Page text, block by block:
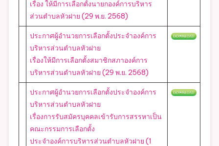
บริหาร
ส่วน
ตำบล
หัว
ฝาย
เรื่อง ให้มีการเลือกตั้งนายกองค์การบริหาร
ส่วนตำบลหัวฝาย (29 พ.ย. 2568)
ประกาศผู้อำนวยการเลือกตั้งประจำองค์การ
บริหารส่วนตำบลหัวฝาย
เรื่องให้มีการเลือกตั้งสมาชิกสภาองค์การ
บริหารส่วนตำบลหัวฝาย (29 พ.ย. 2568)
ประกาศผู้อำนวยการเลือกตั้งประจำองค์การ
บริหารส่วนตำบลหัวฝาย
เรื่องการรับสมัครบุคคลเข้ารับการสรรหาเป็น
คณะกรรมการเลือกตั้ง
ประจำองค์การบริหารส่วนตำบลหัวฝาย (1